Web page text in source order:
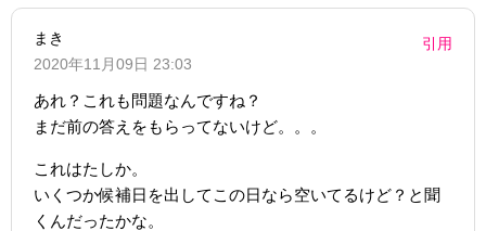
まき
2020年11月09日 23:03
引用
あれ？これも問題なんですね？
まだ前の答えをもらってないけど。。。
これはたしか。
いくつか候補日を出してこの日なら空いてるけど？と聞
くんだったかな。